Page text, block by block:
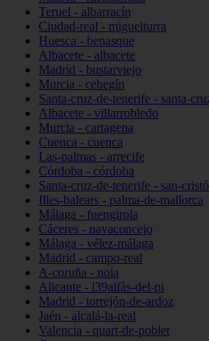
Teruel - albarracín
Ciudad-real - miguelturra
Huesca - benasque
Albacete - albacete
Madrid - bustarviejo
Murcia - cehegín
Santa-cruz-de-tenerife - santa-
Albacete - villarrobledo
Murcia - cartagena
Cuenca - cuenca
Las-palmas - arrecife
Córdoba - córdoba
Santa-cruz-de-tenerife - san-
Illes-balears - palma-de-mallorca
Málaga - fuengirola
Cáceres - navaconcejo
Málaga - vélez-málaga
Madrid - campo-real
A-coruña - noia
Alicante - l39alfàs-del-pi
Madrid - torrejón-de-ardoz
Jaén - alcalá-la-real
Valencia - quart-de-poblet